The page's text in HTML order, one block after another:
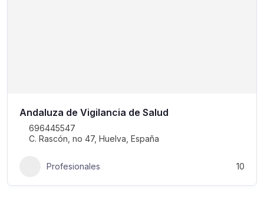
Andaluza de Vigilancia de Salud
696445547
C. Rascón, no 47, Huelva, España
Profesionales 10